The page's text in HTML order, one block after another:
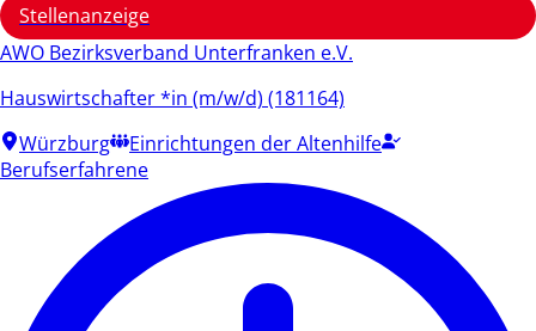
Stellenanzeige
AWO Bezirksverband Unterfranken e.V.
Hauswirtschafter *in (m/w/d) (181164)
Würzburg
Einrichtungen der Altenhilfe
Berufserfahrene